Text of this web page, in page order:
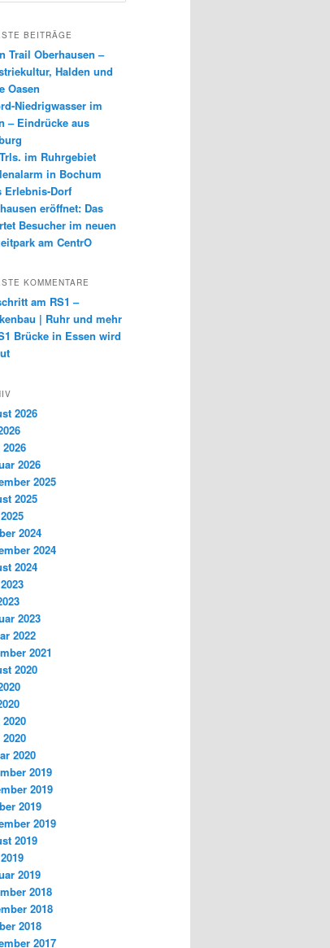
BEITRÄGE
Trail Oberhausen –
Halden und
Oasen
Niedrigwasser im
– Eindrücke aus
im Ruhrgebiet
in Bochum
Erlebnis-Dorf
eröffnet: Das
Besucher im neuen
am CentrO
KOMMENTARE
am RS1 –
| Ruhr und mehr
Brücke in Essen wird
2026
2026
2025
2025
2024
2024
2024
2023
2022
2021
2020
2020
2019
2019
2019
2019
2019
2019
2018
2018
2018
2017